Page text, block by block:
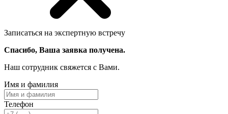
Записаться на экспертную встречу
Спасибо, Ваша заявка получена.
Наш сотрудник свяжется с Вами.
Имя и фамилия
Телефон